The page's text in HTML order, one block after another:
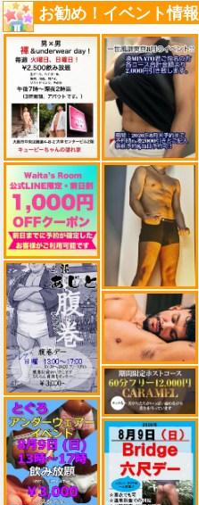
お勧め！イベント情報